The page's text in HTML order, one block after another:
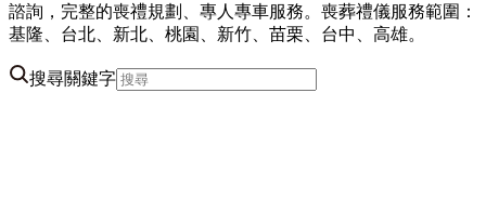
諮詢，完整的喪禮規劃、專人專車服務。喪葬禮儀服務範圍：
基隆、台北、新北、桃園、新竹、苗栗、台中、高雄。
搜尋關鍵字